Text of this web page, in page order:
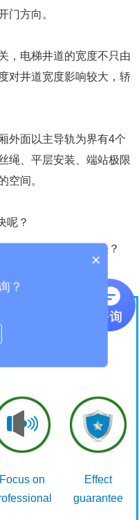
门方向。
，电梯井道的宽度不只由
对井道宽度影响较大，轿
外面以主导轨为界有4个
绳、平层安装、端站极限
空间。
呢？
噪，有什么解决办法？
Shenri
Focus on
Effect
guarantee
×
？